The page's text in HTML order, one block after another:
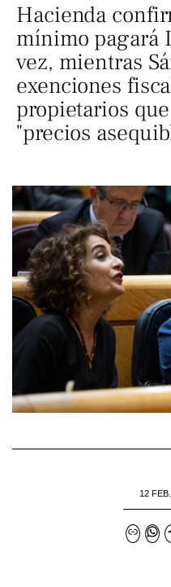
Hacienda
mínimo pagará
vez, mientras
exenciones
propietarios
"precios
12